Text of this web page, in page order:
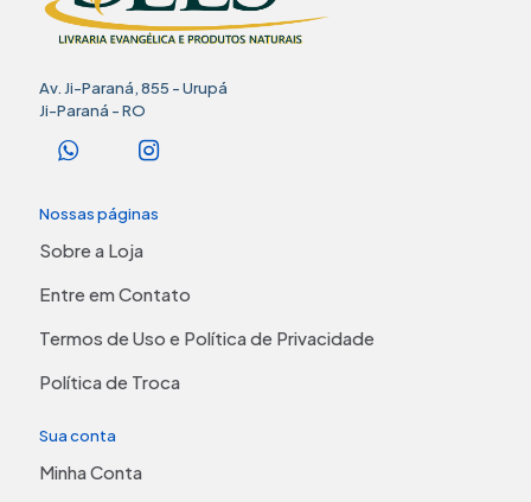
Av. Ji-Paraná, 855 - Urupá
Ji-Paraná - RO
Nossas páginas
Sobre a Loja
Entre em Contato
Termos de Uso e Política de Privacidade
Política de Troca
Sua conta
Minha Conta